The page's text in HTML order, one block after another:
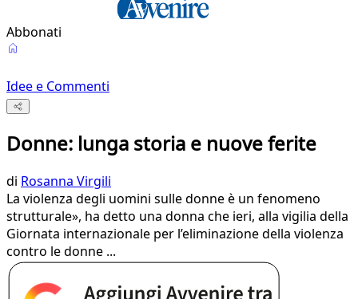
Abbonati
Idee e Commenti
Donne: lunga storia e nuove ferite
di Rosanna Virgili
La violenza degli uomini sulle donne è un fenomeno
strutturale», ha detto una donna che ieri, alla vigilia della
Giornata internazionale per l’eliminazione della violenza
contro le donne ...